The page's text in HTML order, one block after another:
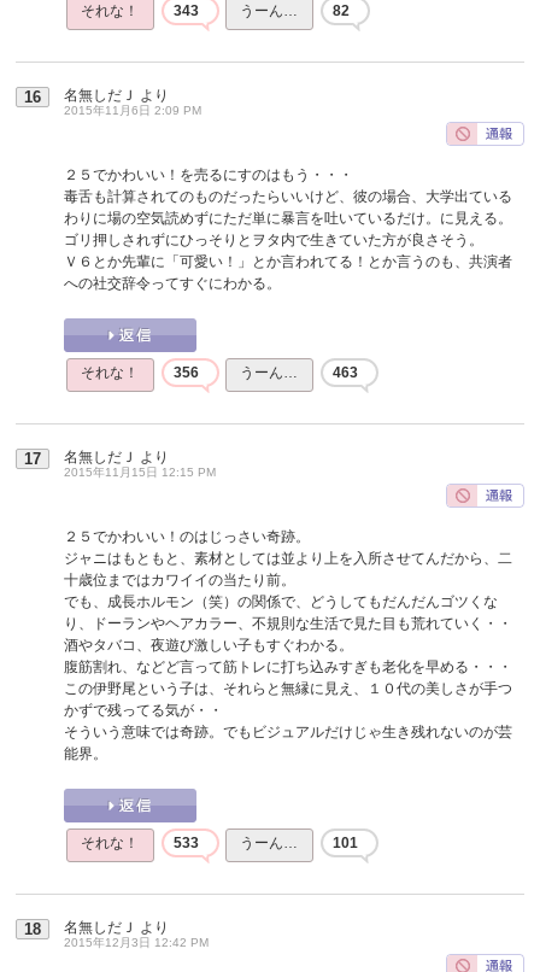
それな！ 343 うーん… 82
16 名無しだＪ より
2015年11月6日 2:09 PM
２５でかわいい！を売るにすのはもう・・・
毒舌も計算されてのものだったらいいけど、彼の場合、大学出ている
わりに場の空気読めずにただ単に暴言を吐いているだけ。に見える。
ゴリ押しされずにひっそりとヲタ内で生きていた方が良さそう。
Ｖ６とか先輩に「可愛い！」とか言われてる！とか言うのも、共演者
への社交辞令ってすぐにわかる。
それな！ 356 うーん… 463
17 名無しだＪ より
2015年11月15日 12:15 PM
２５でかわいい！のはじっさい奇跡。
ジャニはもともと、素材としては並より上を入所させてんだから、二
十歳位まではカワイイの当たり前。
でも、成長ホルモン（笑）の関係で、どうしてもだんだんゴツくな
り、ドーランやヘアカラー、不規則な生活で見た目も荒れていく・・
酒やタバコ、夜遊び激しい子もすぐわかる。
腹筋割れ、などど言って筋トレに打ち込みすぎも老化を早める・・・
この伊野尾という子は、それらと無縁に見え、１０代の美しさが手つ
かずで残ってる気が・・
そういう意味では奇跡。でもビジュアルだけじゃ生き残れないのが芸
能界。
それな！ 533 うーん… 101
18 名無しだＪ より
2015年12月3日 12:42 PM